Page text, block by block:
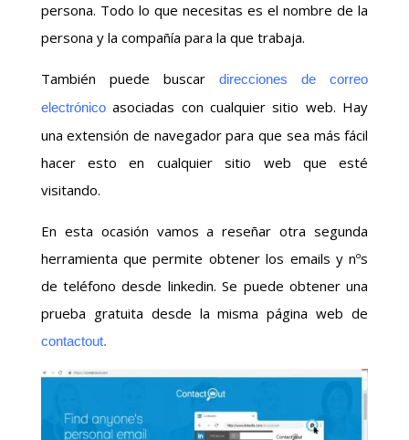
persona. Todo lo que necesitas es el nombre de la
persona y la compañía para la que trabaja.
También puede buscardirecciones de correo
electrónicoasociadas con cualquier sitio web. Hay
una extensión de navegador para que sea más fácil
hacer esto en cualquier sitio web que esté
visitando.
En esta ocasión vamos a reseñar otra segunda
herramienta que permite obtener los emails y nºs
de teléfono desde linkedin. Se puede obtener una
prueba gratuita desde la misma página web de
contactout.